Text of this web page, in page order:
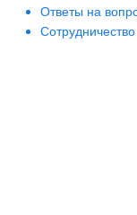
Ответы на
Сотрудничество